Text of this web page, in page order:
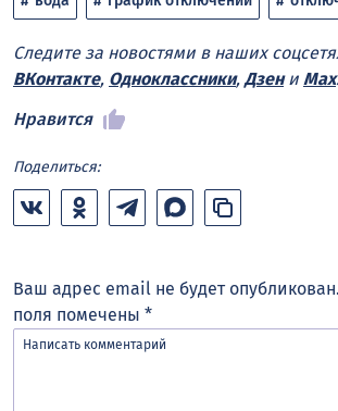
Следите за новостями в наших
ВКонтакте, Одноклассники, Дзени Max
Нравится
Поделиться:
Ваш адрес email не будет опубликован.
поля помечены *